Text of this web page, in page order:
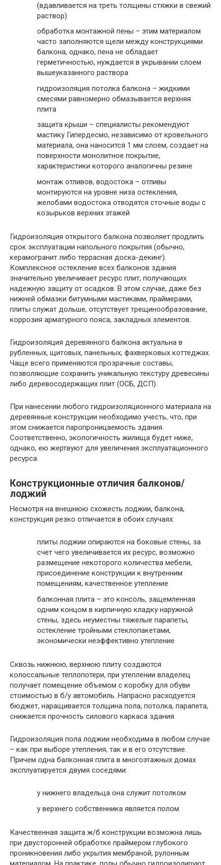
(вдавливается на треть толщины стяжки в свежий
раствор)
обработка монтажной пены – этим материалом
часто заполняются щели между конструкциями
балкона, однако, пена не обладает
герметичностью, нуждается в укрывании слоем
вышеуказанного раствора
гидроизоляция потолка балкона – жидкими
смесями равномерно обмазывается верхняя
плита
защита крыши – специалисты рекомендуют
мастику Гипердесмо, независимо от кровельного
материала, она наносится 1 мм слоем, создает на
поверхности монолитное покрытие,
характеристики которого аналогичны резине
монтаж отливов, водостока – отливы
монтируются на уровне низа остекления,
желобами водостока отводятся сточные воды с
козырьков верхних этажей
Гидроизоляция открытого балкона позволяет продлить
срок эксплуатации напольного покрытия (обычно,
керамогранит либо террасная доска-декинг).
Комплексное остекление всех балконов здания
значительно увеличивает ресурс плит, получающих
надежную защиту от осадков. В этом случае, даже без
нижней обмазки битумными мастиками, праймерами,
плиты служат дольше, отсутствует трещинообразование,
коррозия арматурного пояса, закладных элементов.
Гидроизоляция деревянного балкона актуальна в
рубленных, щитовых, панельных, фахверковых коттеджах.
Чаще всего применяются прозрачные составы,
позволяющие сохранить уникальную текстуру древесины
либо деревосодержащих плит (ОСБ, ДСП).
При нанесении любого гидроизоляционного материала на
деревянные конструкции необходимо учесть, что, при
этом снижается паропроницаемость здания.
Соответственно, экологичность жилища будет ниже,
однако, ею жертвуют для увеличения эксплуатационного
ресурса.
Конструкционные отличия балконов/
лоджий
Несмотря на внешнюю схожесть лоджии, балкона,
конструкция резко отличается в обоих случаях:
плиты лоджии опираются на боковые стены, за
счет чего увеличивается их ресурс, возможно
размещение некоторого количества мебели,
присоединение конструкции к внутренним
помещениям, качественное утепление
балконная плита – это консоль, защемленная
одним концом в кирпичную кладку наружной
стены, здесь неуместны тяжелые парапеты,
остекление тройными стеклопакетами,
экономически неэффективно утепление
Сквозь нижнюю, верхнюю плиту создаются
колоссальные теплопотери, при утеплении владелец
получает помещение объемом с коробку для обуви
стоимостью в б/у автомобиль. Напрасно расходуется
бюджет, наращивается толщина пола, потолка, парапета,
снижается прочность силового каркаса здания.
Гидроизоляция пола лоджии необходима в любом случае
– как при выборе утепления, так и в его отсутствие.
Причем одна балконная плита в многоэтажных домах
эксплуатируется двумя соседями:
у нижнего владельца она служит потолком
у верхнего собственника является полом
Качественная защита ж/б конструкции возможна лишь
при двусторонней обработке праймером глубокого
проникновения либо укрытия мембраной, рулонным